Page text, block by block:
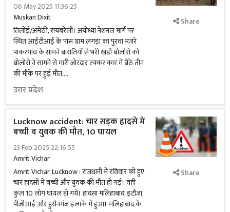
06 May 2025 11:36:25
Muskan Dixit
तिलोई/अमेठी, रायबरेली। अयोध्या नेशनल मार्ग पर
स्थित आईटीआई के पास ग्राम लंगड़ा का पुरवा मजरे
पाकरगांव के सामने बारातियों से भरी खड़ी बोलोरो को
बोलोरो ने सामने से मारी जोरदार टक्कर कार में बैठे तीन
की मौके पर हुई मौत,...
उत्तर प्रदेश
Share
Lucknow accident: चार सड़क हादसे में
बच्ची व युवक की मौत, 10 घायल
23 Feb 2025 22:16:55
Amrit Vichar
Amrit Vichar, Lucknow : राजधानी में रविवार को हुए
चार हादसों में बच्ची और युवक की मौत हो गई। वहीं
कुल 10 लोग घायल हो गये। हादसा मलिहाबाद, इटौंजा,
पीजीआई और हुसैनगंज इलाके में हुआ। मलिहाबाद के
Share